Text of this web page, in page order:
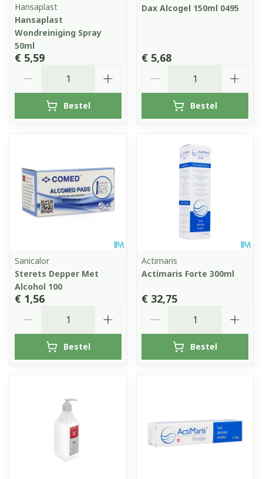
Hansaplast
Hansaplast
Wondreiniging Spray
50ml
€ 5,59
Bestel
Dax Alcogel 150ml 0495
€ 5,68
Bestel
Sanicalor
Sterets Depper Met
Alcohol 100
€ 1,56
Bestel
Actimaris
Actimaris Forte 300ml
€ 32,75
Bestel